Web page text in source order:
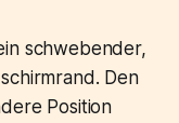
schwebender,
Den
Position